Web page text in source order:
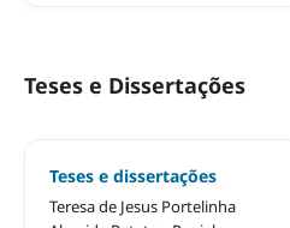
Teses e Dissertações
Teses e dissertações
Teresa de Jesus Portelinha